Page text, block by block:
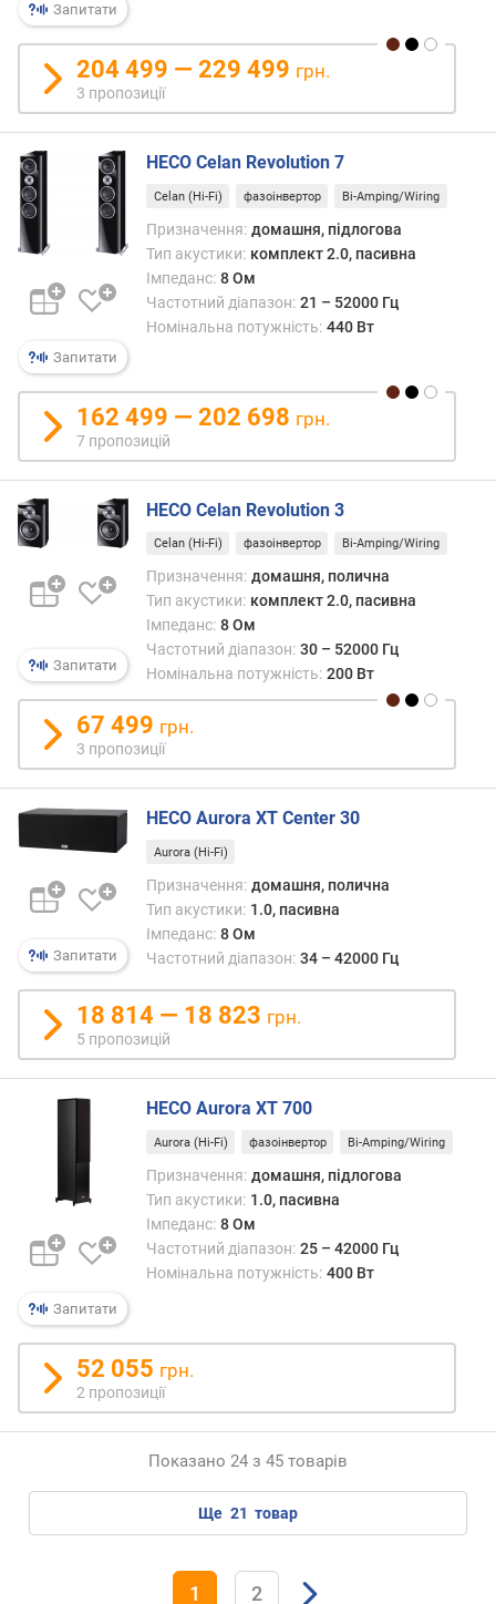
(
В
т
/
к
а
е
н
р
(
В
т
/
к
л
)
а
к
и
л
н
п
у
ж
н
і
с
т
ь
с
л
ю
а
ч
а
(
В
т
Запитати
204 499 — 229 499 грн.
3 пропозиції
Запитати
HECO Celan Revolution 7
Celan (Hi-Fi) фазоінвертор Bi-Amping/Wiring
Призначення: домашня, підлогова
Тип акустики: комплект 2.0, пасивна
Імпеданс: 8 Ом
Частотний діапазон: 21 – 52000 Гц
Номінальна потужність: 440 Вт
162 499 — 202 698 грн.
7 пропозицій
Запитати
HECO Celan Revolution 3
Celan (Hi-Fi) фазоінвертор Bi-Amping/Wiring
Призначення: домашня, полична
Тип акустики: комплект 2.0, пасивна
Імпеданс: 8 Ом
Частотний діапазон: 30 – 52000 Гц
Номінальна потужність: 200 Вт
67 499 грн.
3 пропозиції
Запитати
HECO Aurora XT Center 30
Aurora (Hi-Fi)
Призначення: домашня, полична
Тип акустики: 1.0, пасивна
Імпеданс: 8 Ом
Частотний діапазон: 34 – 42000 Гц
18 814 — 18 823 грн.
5 пропозицій
Запитати
HECO Aurora XT 700
Aurora (Hi-Fi) фазоінвертор Bi-Amping/Wiring
Призначення: домашня, підлогова
Тип акустики: 1.0, пасивна
Імпеданс: 8 Ом
Частотний діапазон: 25 – 42000 Гц
Номінальна потужність: 400 Вт
52 055 грн.
2 пропозиції
Показано 24 з 45 товарів
ще 21 товар
1 2